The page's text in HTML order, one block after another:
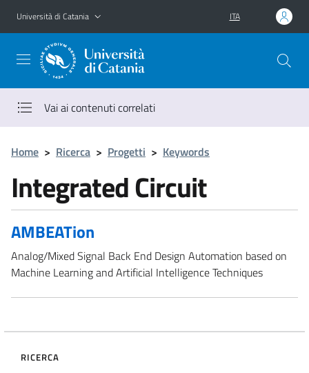
Vai al contenuto principale
Vai al menu di navigazione
Università di Catania ITA
Vai ai contenuti correlati
Home > Ricerca > Progetti > Keywords
Integrated Circuit
AMBEATion
Analog/Mixed Signal Back End Design Automation based on
Machine Learning and Artificial Intelligence Techniques
RICERCA